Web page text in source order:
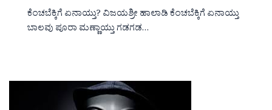
ಕೆಂಚಬೆಕ್ಕಿಗೆ ಏನಾಯ್ತು? ವಿಜಯಶ್ರೀ ಹಾಲಾಡಿ ಕೆಂಚಬೆಕ್ಕಿಗೆ ಏನಾಯ್ತು
ಬಾಲವು ಪೂರಾ ಮಣ್ಣಾಯ್ತು ಗಡಗಡ…